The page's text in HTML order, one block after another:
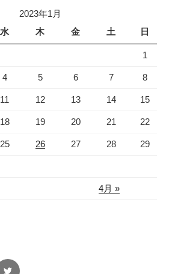
2023年1月
水 木 金 土 日
4月 »
1
4 5 6 7 8
11 12 13 14 15
18 19 20 21 22
25 26 27 28 29
Twitter